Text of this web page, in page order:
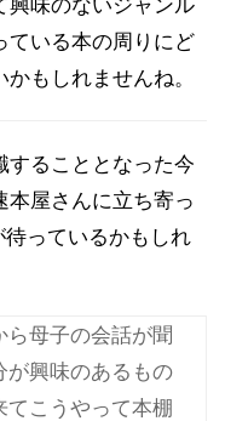
興味のないジャンル
ている本の周りにど
もしれませんね。
することとなった今
本屋さんに立ち寄っ
っているかもしれ
母子の会話が聞
が興味のあるもの
てこうやって本棚